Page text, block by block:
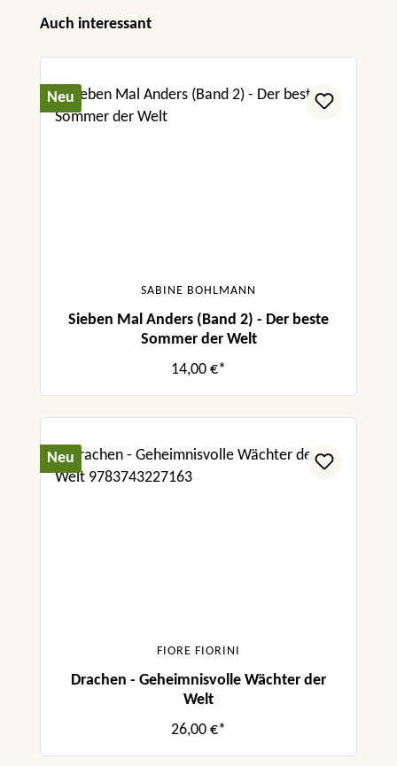
Produktgalerie überspringen
Auch interessant
Neu
SABINE BOHLMANN
Sieben Mal Anders (Band 2) - Der beste
Sommer der Welt
14,00 €*
Neu
FIORE FIORINI
Drachen - Geheimnisvolle Wächter der
Welt
26,00 €*